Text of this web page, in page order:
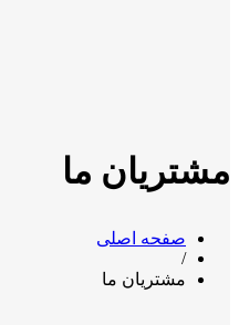
مشتریان ما
صفحه اصلی
/
مشتریان ما